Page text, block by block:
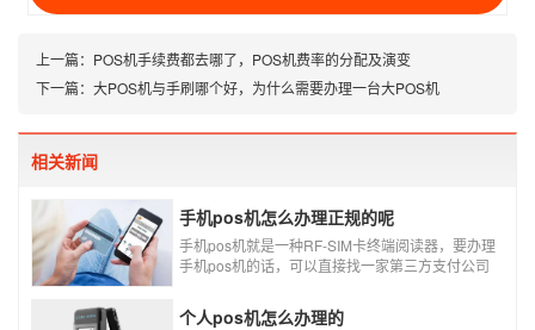
上一篇： POS机手续费都去哪了，POS机费率的分配及演变
下一篇： 大POS机与手刷哪个好，为什么需要办理一台大POS机
相关新闻
手机pos机怎么办理正规的呢
手机pos机就是一种RF-SIM卡终端阅读器，要办理
手机pos机的话，可以直接找一家第三方支付公司
个人pos机怎么办理的